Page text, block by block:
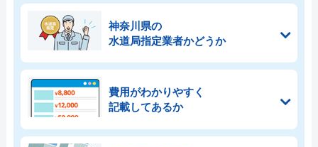
神奈川県の
水道局指定業者かどうか
費用がわかりやすく
記載してあるか